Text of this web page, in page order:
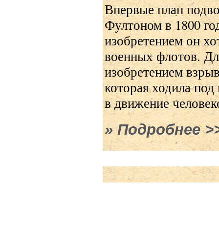
Впервые план
Фултоном в 1800
изобретением он
военных флотов.
изобретением
которая ходила
в движение
Подробнеео